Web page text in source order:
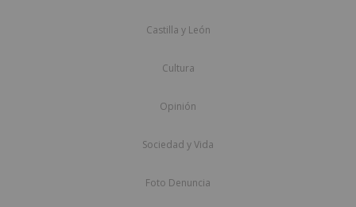
Castilla y León
Cultura
Opinión
Sociedad y Vida
Foto Denuncia